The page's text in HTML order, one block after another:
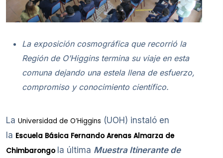
La exposición cosmográfica que recorrió la
Región de O’Higgins termina su viaje en esta
comuna dejando una estela llena de esfuerzo,
compromiso y conocimiento científico.
La Universidad de O’Higgins (UOH) instaló en
la Escuela Básica Fernando Arenas Almarza de
Chimbarongo la última Muestra Itinerante de